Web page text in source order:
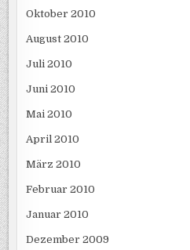
Oktober 2010
August 2010
Juli 2010
Juni 2010
Mai 2010
April 2010
März 2010
Februar 2010
Januar 2010
Dezember 2009